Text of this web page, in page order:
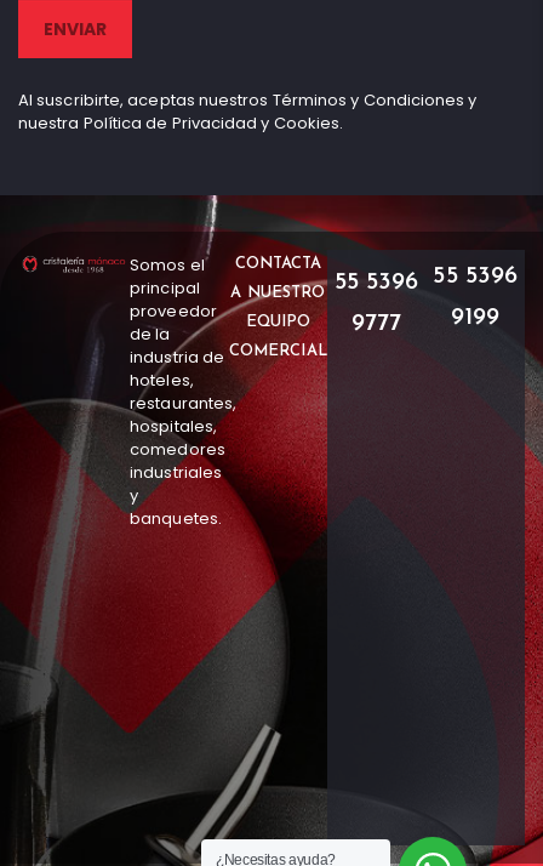
Al suscribirte, aceptas nuestros Términos y Condiciones y
nuestra Política de Privacidad y Cookies.
Somos el
principal
proveedor
de la
industria de
hoteles,
restaurantes,
hospitales,
comedores
industriales
y
banquetes.
CONTACTA
A NUESTRO
EQUIPO
COMERCIAL
55 5396
9777
55 5396
9199
¿Necesitas ayuda?